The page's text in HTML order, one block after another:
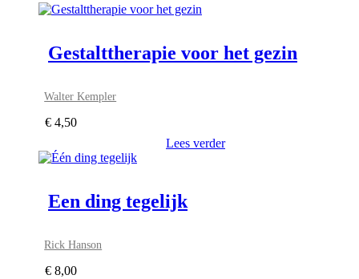
Gestalttherapie voor het gezin
Walter Kempler
€ 4,50
Lees verder
Een ding tegelijk
Rick Hanson
€ 8,00